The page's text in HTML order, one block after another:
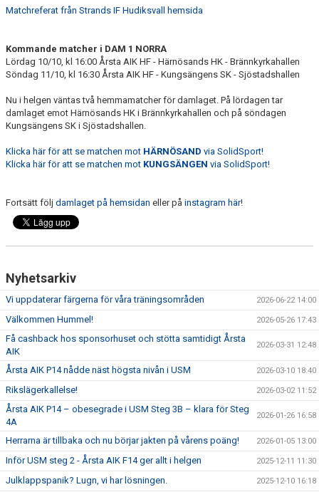
Matchreferat från Strands IF Hudiksvall hemsida
Kommande matcher i DAM 1 NORRA
Lördag 10/10, kl 16:00 Årsta AIK HF - Härnösands HK - Brännkyrkahallen
Söndag 11/10, kl 16:30 Årsta AIK HF - Kungsängens SK - Sjöstadshallen
Nu i helgen väntas två hemmamatcher för damlaget. På lördagen tar
damlaget emot Härnösands HK i Brännkyrkahallen och på söndagen
Kungsängens SK i Sjöstadshallen.
Klicka här för att se matchen mot HÄRNÖSAND via SolidSport!
Klicka här för att se matchen mot KUNGSÄNGEN via SolidSport!
Fortsätt följ damlaget på hemsidan eller på instagram här!
Nyhetsarkiv
Vi uppdaterar färgerna för våra träningsområden 2026-06-22 14:00
Välkommen Hummel! 2026-05-26 17:43
Få cashback hos sponsorhuset och stötta samtidigt Årsta
AIK
2026-03-31 12:48
Årsta AIK P14 nådde näst högsta nivån i USM 2026-03-10 18:40
Rikslägerkallelse! 2026-03-02 11:52
Årsta AIK P14 – obesegrade i USM Steg 3B – klara för Steg
4A
2026-01-26 16:58
Herrarna är tillbaka och nu börjar jakten på vårens poäng! 2026-01-05 13:00
Inför USM steg 2 - Årsta AIK F14 ger allt i helgen 2025-12-11 11:30
Julklappspanik? Lugn, vi har lösningen. 2025-12-10 16:18